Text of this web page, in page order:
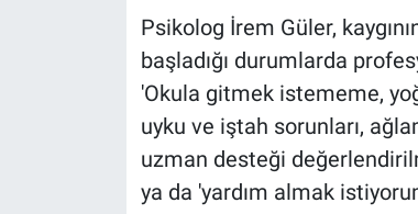
Psikolog İrem Güler,
başladığı durumlarda
'Okula gitmek istememe,
uyku ve iştah sorunları,
uzman desteği
ya da 'yardım almak